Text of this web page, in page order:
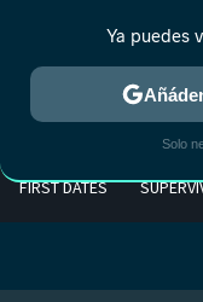
FIRST DATES
Ya puedes
Solo